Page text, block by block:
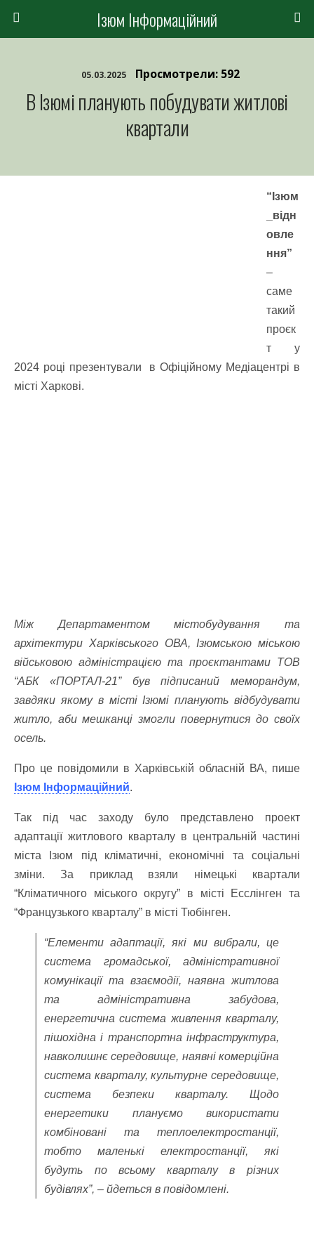
Ізюм Інформаційний
05.03.2025 Просмотрели: 592
В Ізюмі планують побудувати житлові
квартали
“Ізюм
_відн
овле
ння”
–
саме
такий
проєк
т у
2024 році презентували в Офіційному Медіацентрі в
місті Харкові.
Між Департаментом містобудування та
архітектури Харківського ОВА, Ізюмською міською
військовою адміністрацією та проєктантами ТОВ
“АБК «ПОРТАЛ-21” був підписаний меморандум,
завдяки якому в місті Ізюмі планують відбудувати
житло, аби мешканці змогли повернутися до своїх
осель.
Про це повідомили в Харківській обласній ВА, пише
Ізюм Інформаційний.
Так під час заходу було представлено проект
адаптації житлового кварталу в центральній частині
міста Ізюм під кліматичні, економічні та соціальні
зміни. За приклад взяли німецькі квартали
“Кліматичного міського округу” в місті Есслінген та
“Французького кварталу” в місті Тюбінген.
“Елементи адаптації, які ми вибрали, це
система громадської, адміністративної
комунікації та взаємодії, наявна житлова
та адміністративна забудова,
енергетична система живлення кварталу,
пішохідна і транспортна інфраструктура,
навколишнє середовище, наявні комерційна
система кварталу, культурне середовище,
система безпеки кварталу. Щодо
енергетики плануємо використати
комбіновані та теплоелектростанції,
тобто маленькі електростанції, які
будуть по всьому кварталу в різних
будівлях”, – йдеться в повідомлені.